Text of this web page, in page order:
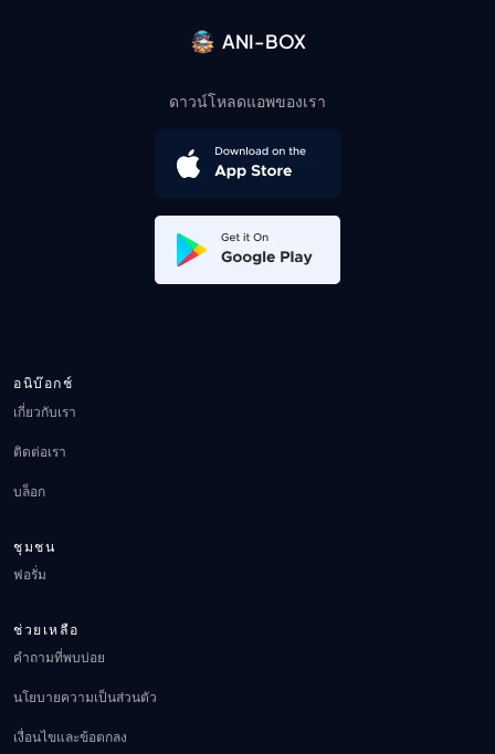
ANI-BOX
ดาวน์โหลดแอพของเรา
อนิบ๊อกช์
เกี่ยวกับเรา
ติดต่อเรา
บล็อก
ชุมชน
ฟอรั่ม
ช่วยเหลือ
คำถามที่พบบ่อย
นโยบายความเป็นส่วนตัว
เงื่อนไขและข้อตกลง